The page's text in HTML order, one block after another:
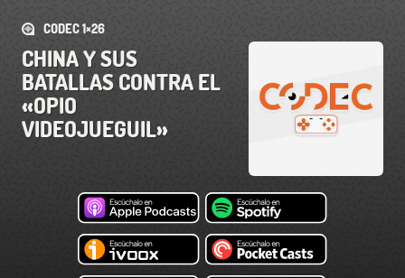
CODEC 1×26
CHINA Y SUS
BATALLAS CONTRA EL
«OPIO
VIDEOJUEGUIL»